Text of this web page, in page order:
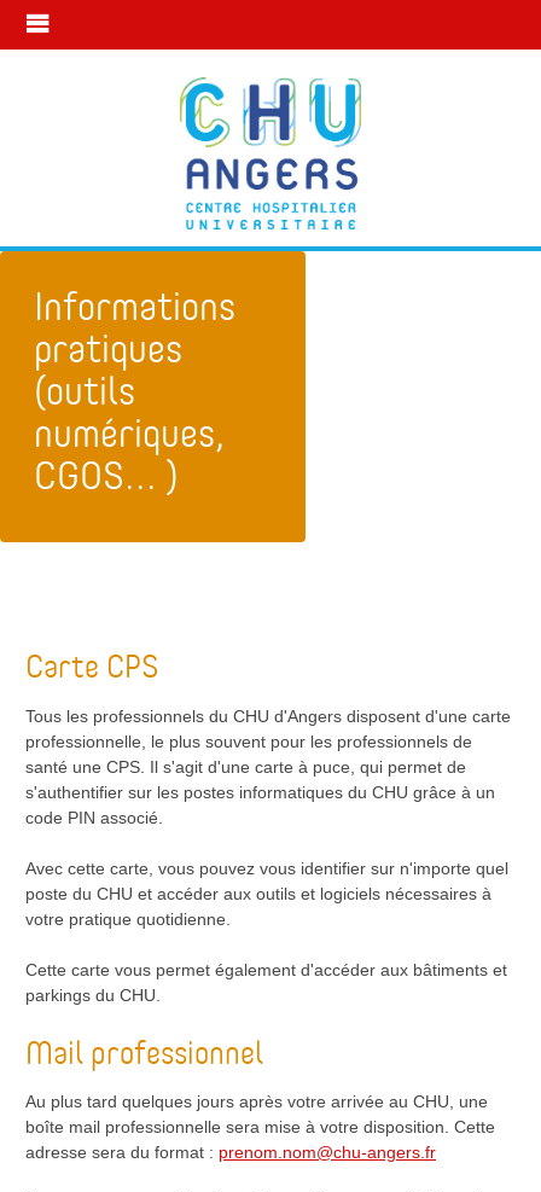
Informations
pratiques
(outils
numériques,
CGOS... )
Carte CPS
Tous les professionnels du CHU d'Angers disposent d'une carte
professionnelle, le plus souvent pour les professionnels de
santé une CPS. Il s'agit d'une carte à puce, qui permet de
s'authentifier sur les postes informatiques du CHU grâce à un
code PIN associé.
Avec cette carte, vous pouvez vous identifier sur n'importe quel
poste du CHU et accéder aux outils et logiciels nécessaires à
votre pratique quotidienne.
Cette carte vous permet également d'accéder aux bâtiments et
parkings du CHU.
Mail professionnel
Au plus tard quelques jours après votre arrivée au CHU, une
boîte mail professionnelle sera mise à votre disposition. Cette
adresse sera du format : prenom.nom@chu-angers.fr